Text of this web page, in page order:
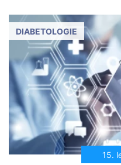
15.
DIABETOLOGIE